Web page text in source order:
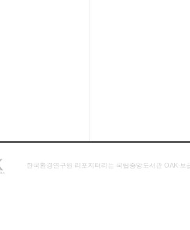
한국환경연구원 리포지터리는 국립중앙도서관 OAK